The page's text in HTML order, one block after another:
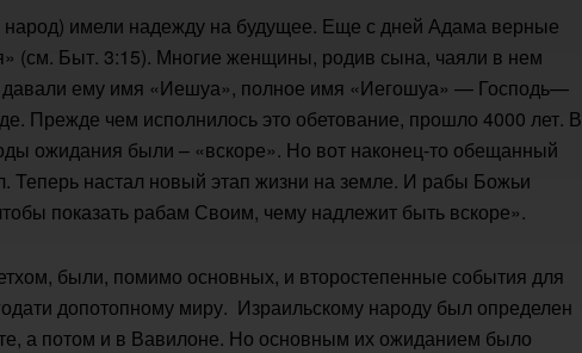
имели надежду на будущее. Еще с дней Адама верные
(см. Быт. 3:15). Многие женщины, родив сына, чаяли в нем
давали ему имя «Иешуа», полное имя «Иегошуа» — Господь—
Прежде чем исполнилось это обетование, прошло 4000 лет. В
ожидания были – «вскоре». Но вот наконец-то обещанный
Теперь настал новый этап жизни на земле. И рабы Божьи
показать рабам Своим, чему надлежит быть вскоре».
были, помимо основных, и второстепенные события для
допотопному миру. Израильскому народу был определен
а потом и в Вавилоне. Но основным их ожиданием было